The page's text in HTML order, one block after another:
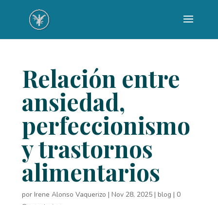
Relación entre
ansiedad,
perfeccionismo
y trastornos
alimentarios
por Irene Alonso Vaquerizo | Nov 28, 2025| blog | 0